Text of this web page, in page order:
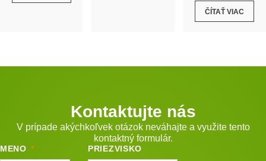
ČÍTAŤ VIAC
Kontaktujte nás
V prípade akýchkoľvek otázok neváhajte a využite tento
kontaktný formulár.
MENO PRIEZVISKO